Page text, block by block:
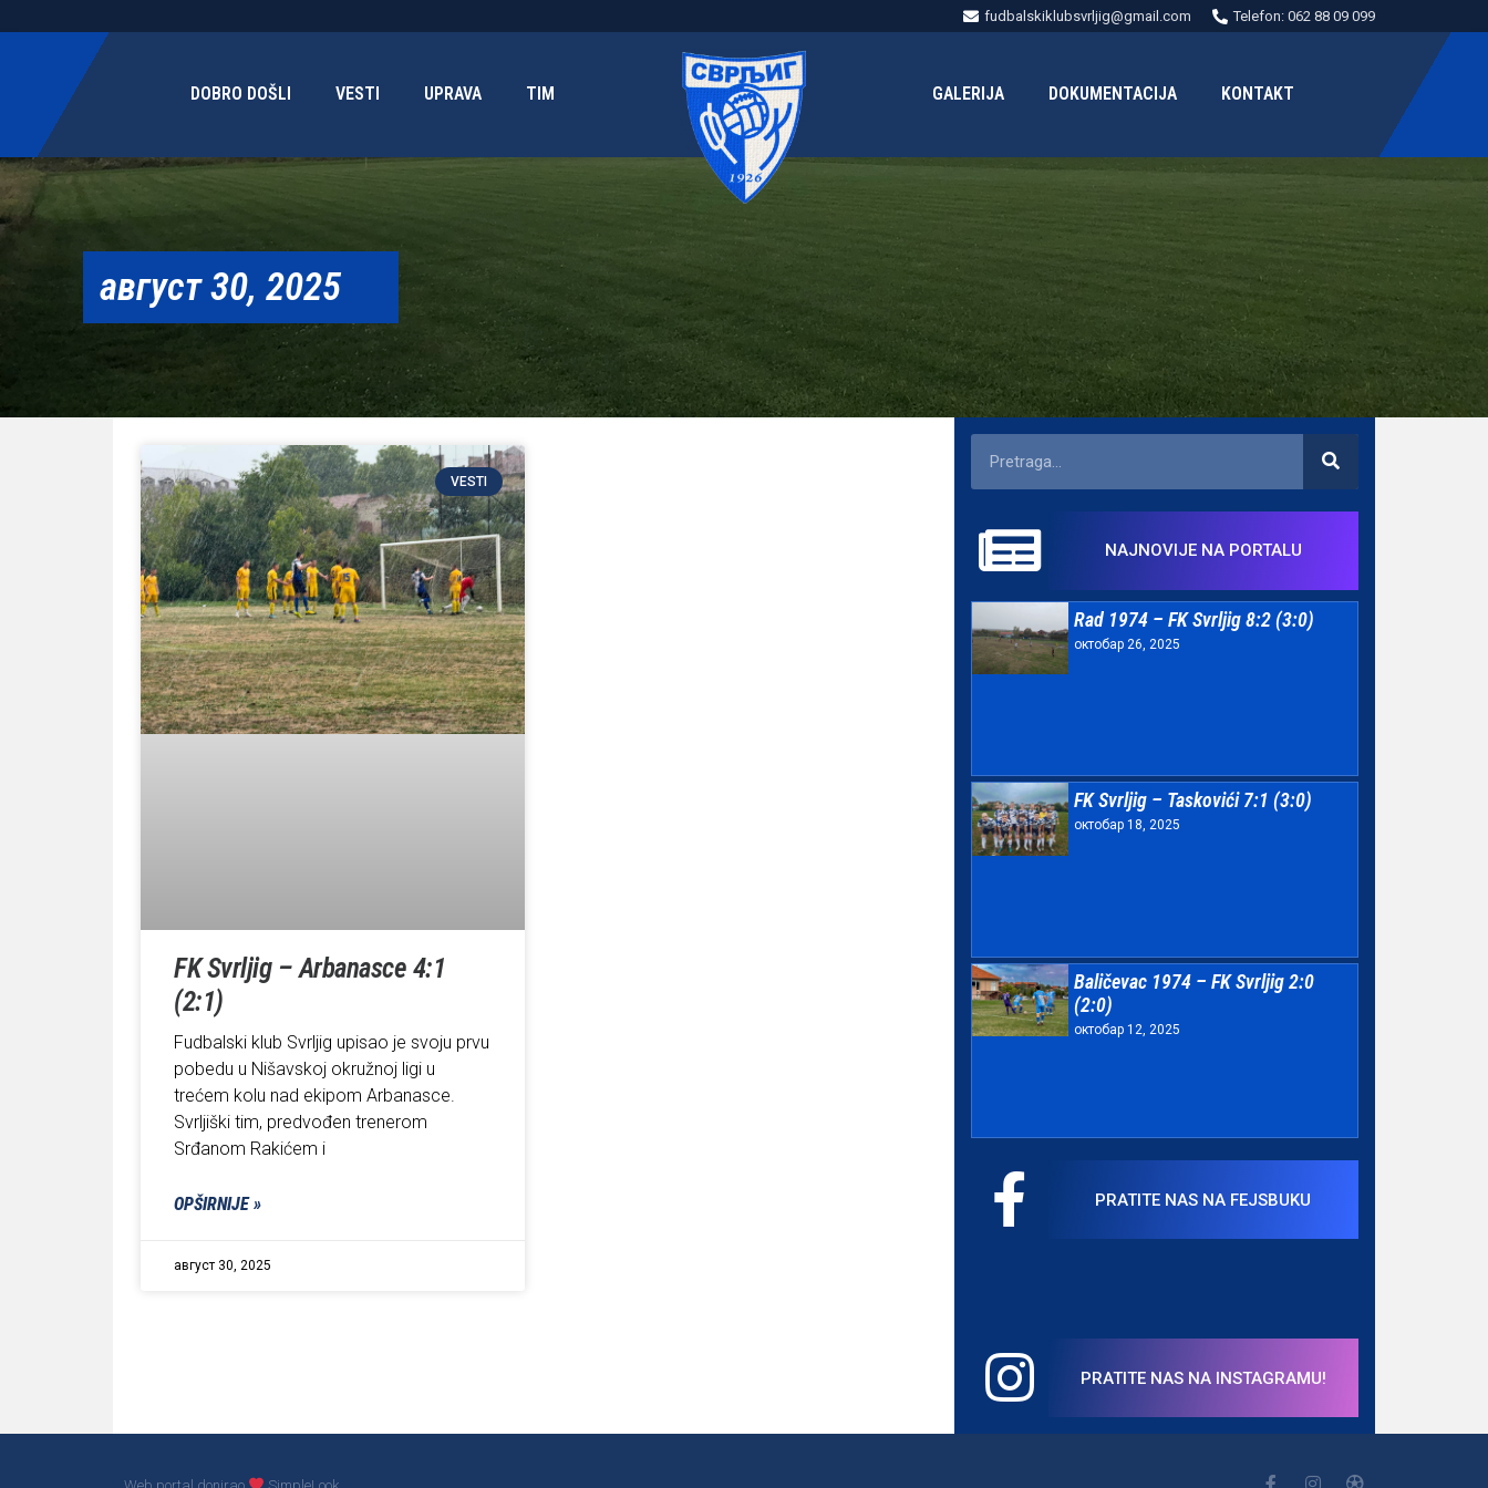
fudbalskiklubsvrljig@gmail.com Telefon: 062 88 09 099
DOBRO DOŠLI VESTI UPRAVA TIM GALERIJA DOKUMENTACIJA KONTAKT
август 30, 2025
VESTI
FK Svrljig – Arbanasce 4:1
(2:1)
Fudbalski klub Svrljig upisao je svoju prvu
pobedu u Nišavskoj okružnoj ligi u
trećem kolu nad ekipom Arbanasce.
Svrljiški tim, predvođen trenerom
Srđanom Rakićem i
OPŠIRNIJE »
август 30, 2025
NAJNOVIJE NA PORTALU
Rad 1974 – FK Svrljig 8:2 (3:0)
октобар 26, 2025
FK Svrljig – Taskovići 7:1 (3:0)
октобар 18, 2025
Baličevac 1974 – FK Svrljig 2:0
(2:0)
октобар 12, 2025
PRATITE NAS NA FEJSBUKU
PRATITE NAS NA INSTAGRAMU!
Web portal donirao SimpleLook